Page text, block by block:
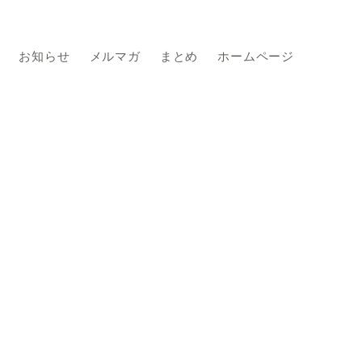
お知らせ メルマガ まとめ ホームページ